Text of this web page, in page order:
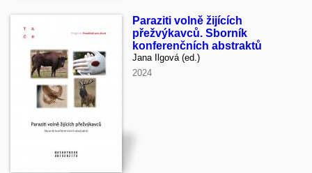
Paraziti volně žijících
přežvýkavců. Sborník
konferenčních abstraktů
Jana Ilgová (ed.)
2024